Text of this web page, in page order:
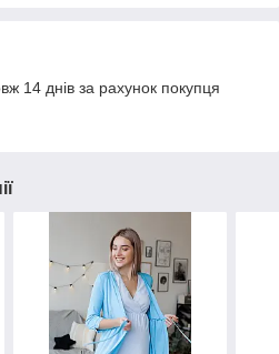
14 днів за рахунок покупця